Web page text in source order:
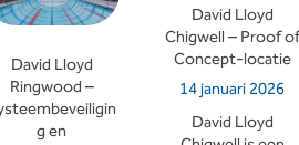
David Lloyd
Ringwood –
g en
David Lloyd
Chigwell – Proof of
Concept-locatie
14 januari 2026
David Lloyd